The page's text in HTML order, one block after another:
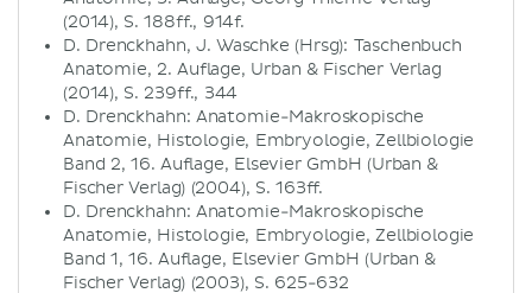
(2014), S. 188ff., 914f.
D. Drenckhahn, J. Waschke (Hrsg): Taschenbuch
Anatomie, 2. Auflage, Urban & Fischer Verlag
(2014), S. 239ff., 344
D. Drenckhahn: Anatomie-Makroskopische
Anatomie, Histologie, Embryologie, Zellbiologie
Band 2, 16. Auflage, Elsevier GmbH (Urban &
Fischer Verlag) (2004), S. 163ff.
D. Drenckhahn: Anatomie-Makroskopische
Anatomie, Histologie, Embryologie, Zellbiologie
Band 1, 16. Auflage, Elsevier GmbH (Urban &
Fischer Verlag) (2003), S. 625-632